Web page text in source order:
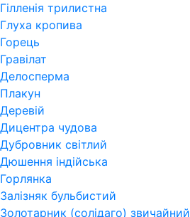
Гiлленiя трилистна
Глуха кропива
Горець
Гравілат
Делосперма
Плакун
Деревій
Дицентра чудова
Дубровник світлий
Дюшення індійська
Горлянка
Залізняк бульбистий
Золотарник (солідаго) звичайний